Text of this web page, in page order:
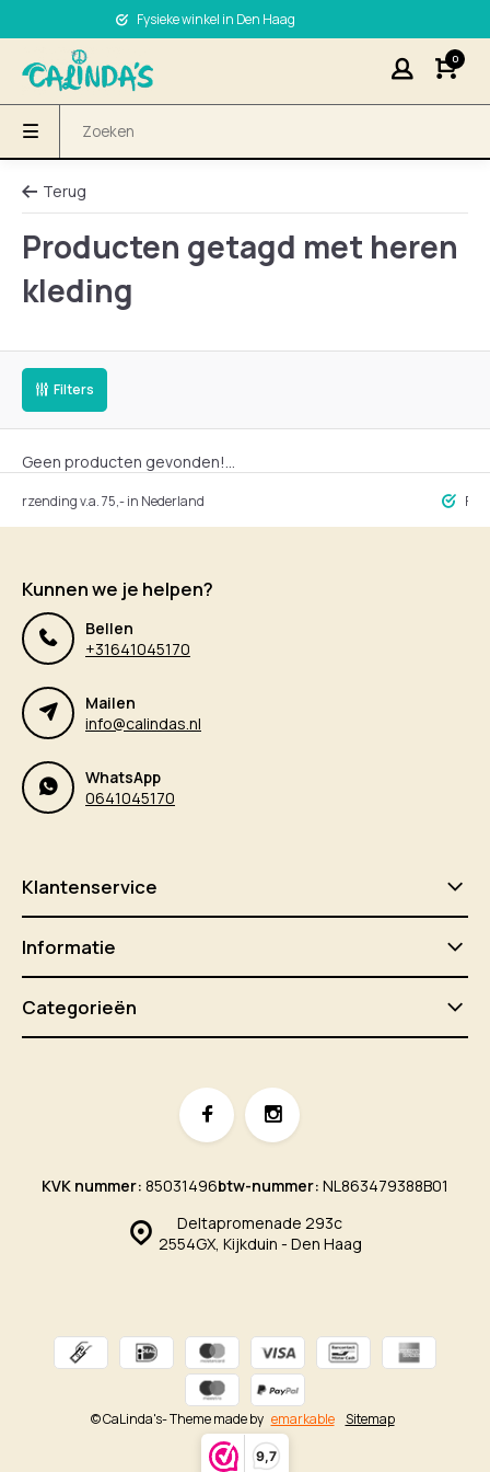
9,7
Fysieke winkel in Den Haag
0
Terug
Producten getagd met heren
kleding
Filters
Geen producten gevonden!...
v.a. 75,- in Nederland Fysieke
Kunnen we je helpen?
Bellen
+31641045170
Mailen
info@calindas.nl
WhatsApp
0641045170
Klantenservice
Informatie
Categorieën
Deltapromenade 293c
2554GX, Kijkduin - Den Haag
KVK nummer: 85031496btw-nummer: NL863479388B01
© CaLinda's- Theme made by emarkable Sitemap